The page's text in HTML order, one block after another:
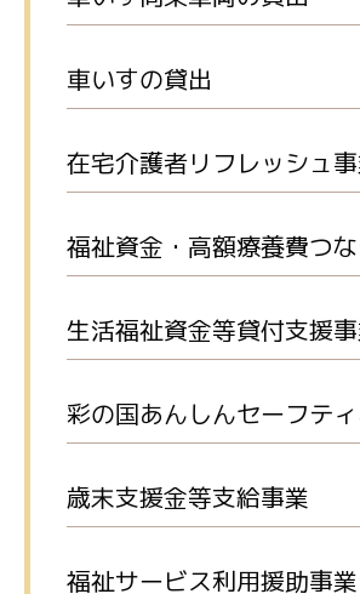
車いすの貸出
在宅介護者リフレッシュ
福祉資金・高額療養費つ
生活福祉資金等貸付支援
彩の国あんしんセーフテ
歳末支援金等支給事業
福祉サービス利用援助事業